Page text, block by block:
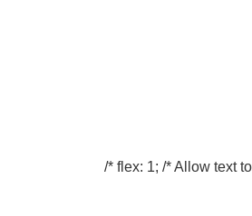
flex: 1; /* Allow text